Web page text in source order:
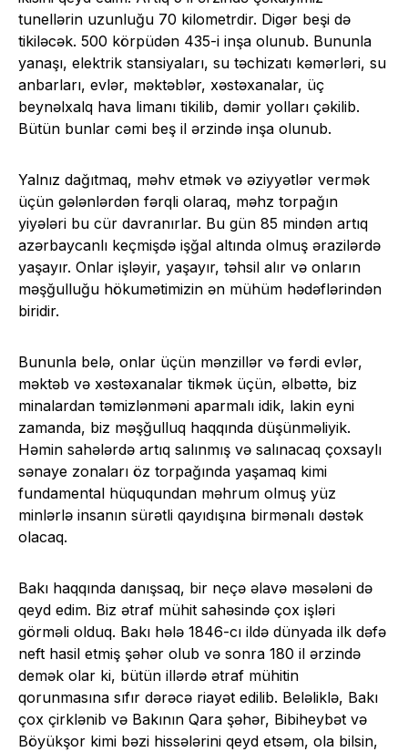
tunellərin uzunluğu 70 kilometrdir. Digər beşi də
tikiləcək. 500 körpüdən 435-i inşa olunub. Bununla
yanaşı, elektrik stansiyaları, su təchizatı kəmərləri, su
anbarları, evlər, məktəblər, xəstəxanalar, üç
beynəlxalq hava limanı tikilib, dəmir yolları çəkilib.
Bütün bunlar cəmi beş il ərzində inşa olunub.
Yalnız dağıtmaq, məhv etmək və əziyyətlər vermək
üçün gələnlərdən fərqli olaraq, məhz torpağın
yiyələri bu cür davranırlar. Bu gün 85 mindən artıq
azərbaycanlı keçmişdə işğal altında olmuş ərazilərdə
yaşayır. Onlar işləyir, yaşayır, təhsil alır və onların
məşğulluğu hökumətimizin ən mühüm hədəflərindən
biridir.
Bununla belə, onlar üçün mənzillər və fərdi evlər,
məktəb və xəstəxanalar tikmək üçün, əlbəttə, biz
minalardan təmizlənməni aparmalı idik, lakin eyni
zamanda, biz məşğulluq haqqında düşünməliyik.
Həmin sahələrdə artıq salınmış və salınacaq çoxsaylı
sənaye zonaları öz torpağında yaşamaq kimi
fundamental hüququndan məhrum olmuş yüz
minlərlə insanın sürətli qayıdışına birmənalı dəstək
olacaq.
Bakı haqqında danışsaq, bir neçə əlavə məsələni də
qeyd edim. Biz ətraf mühit sahəsində çox işləri
görməli olduq. Bakı hələ 1846-cı ildə dünyada ilk dəfə
neft hasil etmiş şəhər olub və sonra 180 il ərzində
demək olar ki, bütün illərdə ətraf mühitin
qorunmasına sıfır dərəcə riayət edilib. Beləliklə, Bakı
çox çirklənib və Bakının Qara şəhər, Bibiheybət və
Böyükşor kimi bəzi hissələrini qeyd etsəm, ola bilsin,